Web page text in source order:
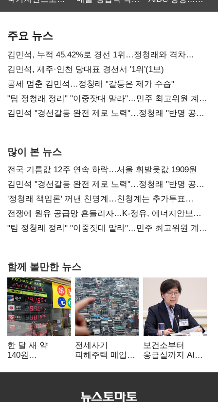
주요 뉴스
김민석, 누적 45.42%로 경선 1위…정청래와 격차
0.86%p(2보)
김민석, 제주·인천 당대표 경선서 '1위'(1보)
공세 멈춘 김민석…정청래 "갈등은 제가 수습"
"팀 정청래 정리" "이중잣대 말라"…민주 최고위원 계파
다툼 격화
김민석 "경선갈등 완전 제로 노력"…정청래 "반명 공세
많이 본 뉴스
전국 기름값 12주 연속 하락…서울 휘발윳값 1909원
김민석 "경선갈등 완전 제로 노력"…정청래 "반명 공세
사과부터"
'정청래 책임론' 꺼낸 친명계…친청계는 추가투표
때리기
전쟁에 원유 공급망 흔들리자…K-정유, 에너지안보
핵심으로 재부상
"팀 정청래 정리" "이중잣대 말라"…민주 최고위원 계파
함께 볼만한 뉴스
한 달 새 약
140원
엔저'에 원화
전세사기
피해주택 매입
누적 피해자
보건소부터
응급실까지 AI
혁신 본격화